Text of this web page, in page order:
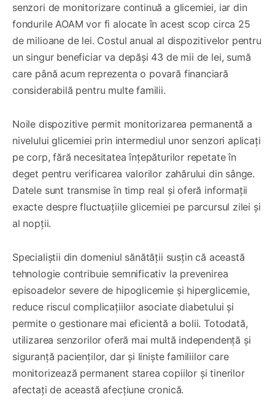
senzori de monitorizare continuă a glicemiei, iar din
fondurile AOAM vor fi alocate în acest scop circa 25
de milioane de lei. Costul anual al dispozitivelor pentru
un singur beneficiar va depăși 43 de mii de lei, sumă
care până acum reprezenta o povară financiară
considerabilă pentru multe familii.
Noile dispozitive permit monitorizarea permanentă a
nivelului glicemiei prin intermediul unor senzori aplicați
pe corp, fără necesitatea înțepăturilor repetate în
deget pentru verificarea valorilor zahărului din sânge.
Datele sunt transmise în timp real și oferă informații
exacte despre fluctuațiile glicemiei pe parcursul zilei și
al nopții.
Specialiștii din domeniul sănătății susțin că această
tehnologie contribuie semnificativ la prevenirea
episoadelor severe de hipoglicemie și hiperglicemie,
reduce riscul complicațiilor asociate diabetului și
permite o gestionare mai eficientă a bolii. Totodată,
utilizarea senzorilor oferă mai multă independență și
siguranță pacienților, dar și liniște familiilor care
monitorizează permanent starea copiilor și tinerilor
afectați de această afecțiune cronică.